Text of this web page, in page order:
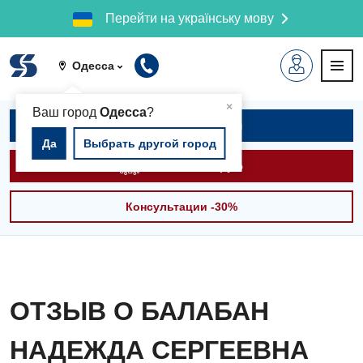
Перейти на українську мову
Одесса
×
Ваш город Одесса?
Да Выбрать другой город
Записаться на приём
Вызвать скорую
Консультации -30%
ОТЗЫВ О БАЛАБАН
НАДЕЖДА СЕРГЕЕВНА